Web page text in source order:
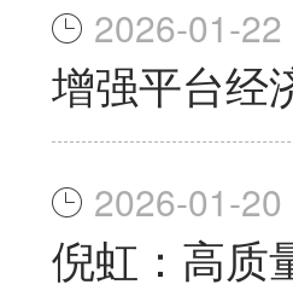
2026-01-22
增强平台经
2026-01-20
倪虹：高质